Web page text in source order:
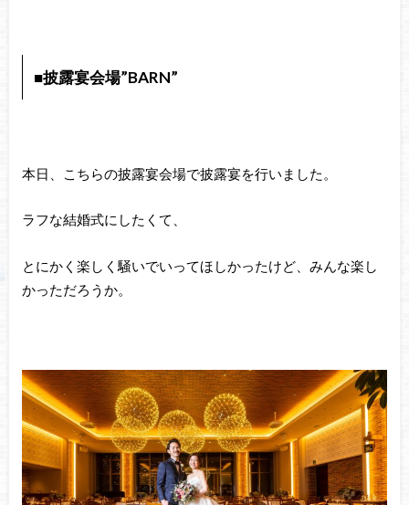
■披露宴会場”BARN”
本日、こちらの披露宴会場で披露宴を行いました。
ラフな結婚式にしたくて、
とにかく楽しく騒いでいってほしかったけど、みんな楽し
かっただろうか。